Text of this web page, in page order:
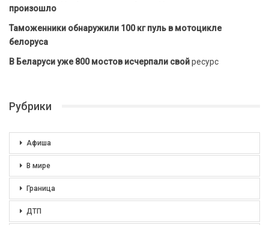
произошло
Таможенники обнаружили 100 кг пуль в мотоцикле
белоруса
В Беларуси уже 800 мостов исчерпали свойресурс
Рубрики
Афиша
В мире
Граница
ДТП